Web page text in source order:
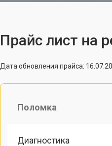
Прайс лист на
Дата обновления прайса:
Поломка
Диагностика